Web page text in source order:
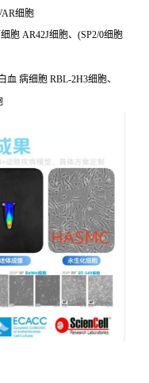
细胞
胞 AR42J细胞、(SP2/0细胞
病细胞 RBL-2H3细胞、